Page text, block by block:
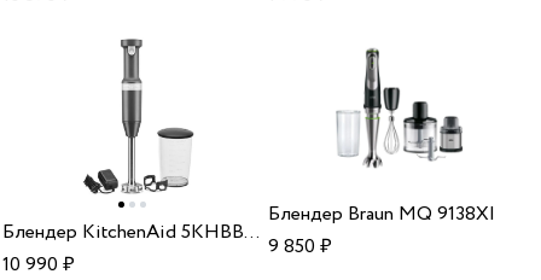
Блендер KitchenAid 5KHBBV53EDG charcoal grey
10 990₽
Блендер Braun MQ 9138XI
9 850₽